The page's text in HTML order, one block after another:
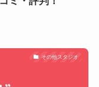
その他スタジオ